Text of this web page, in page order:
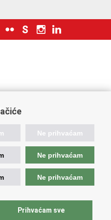
Ne prihvaćam
Ne prihvaćam
Ne prihvaćam
Prihvaćam sve